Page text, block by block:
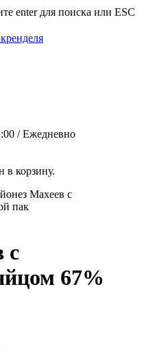
enter для поиска или ESC
/ Eжедневно
в корзину.
Махеев с
пак
с
67%